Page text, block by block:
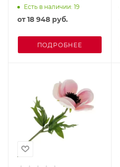
Есть в наличии: 19
от18 948 руб.
ПОДРОБНЕЕ